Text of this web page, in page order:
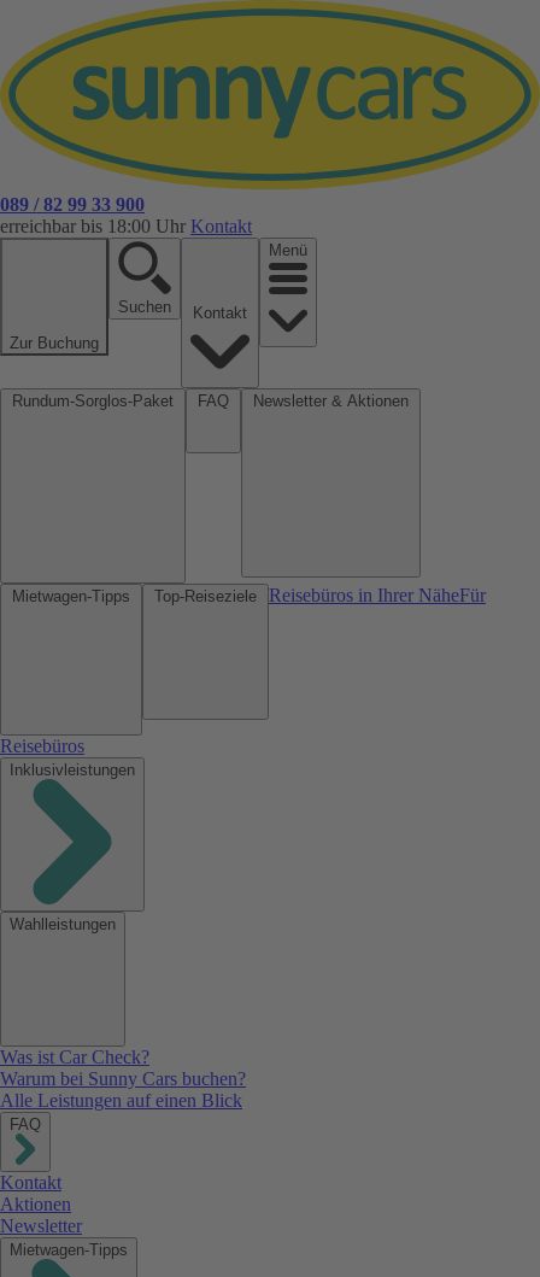
089 / 82 99 33 900
erreichbar bis 18:00 Uhr Kontakt
Zur Buchung
Suchen
Menü
Reisebüros in Ihrer NäheFür
Reisebüros
Inklusivleistungen
Wahlleistungen
Was ist Car Check?
Warum bei Sunny Cars buchen?
Alle Leistungen auf einen Blick
FAQ
Kontakt
Aktionen
Newsletter
Mietwagen-Tipps